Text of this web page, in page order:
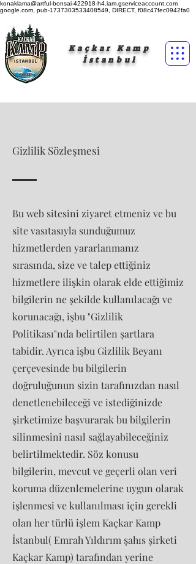
konaklama@artful-bonsai-422918-h4.iam.gserviceaccount.com
google.com, pub-1737303533408549, DIRECT, f08c47fec0942fa0
Kaçkar Kamp
İstanbul
Gizlilik Sözleşmesi
Bu web sitesini ziyaret etmeniz ve bu
site vasıtasıyla sunduğumuz
hizmetlerden yararlanmanız
sırasında, size ve talep ettiğiniz
hizmetlere ilişkin olarak elde ettiğimiz
bilgilerin ne şekilde kullanılacağı ve
korunacağı, işbu "Gizlilik
Politikası"nda belirtilen şartlara
tabidir. Ayrıca işbu Gizlilik Beyanı
çerçevesinde bu bilgilerin
doğruluğunun sizin tarafınızdan nasıl
denetlenebileceği ve istediğinizde
şirketimize başvurarak bu bilgilerin
silinmesini nasıl sağlayabileceğiniz
belirtilmektedir. Söz konusu
bilgilerin, mevcut ve geçerli olan veri
koruma düzenlemelerine uygun olarak
işlenmesi ve kullanılması için gerekli
olan her türlü işlem Kaçkar Kamp
İstanbul( Emrah Yıldırım şahıs şirketi
Kaçkar Kamp) tarafından yerine